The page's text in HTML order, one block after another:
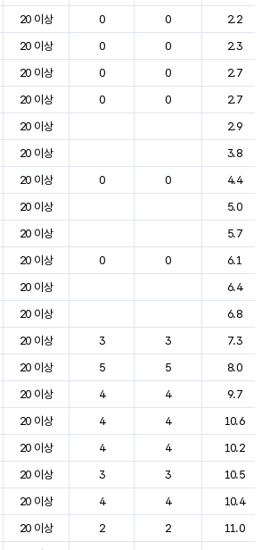
20 이상 0 0
2.2
20 이상 0 0
2.3
20 이상 0 0
2.7
20 이상 0 0
2.7
20 이상
2.9
20 이상
3.8
20 이상 0 0
4.4
20 이상
5.0
20 이상
5.7
20 이상 0 0
6.1
20 이상
6.4
20 이상
6.8
20 이상 3 3
7.3
20 이상 5 5
8.0
20 이상 4 4
9.7
20 이상 4 4
10.6
20 이상 4 4
10.2
20 이상 3 3
10.5
20 이상 4 4
10.4
20 이상 2 2
11.0